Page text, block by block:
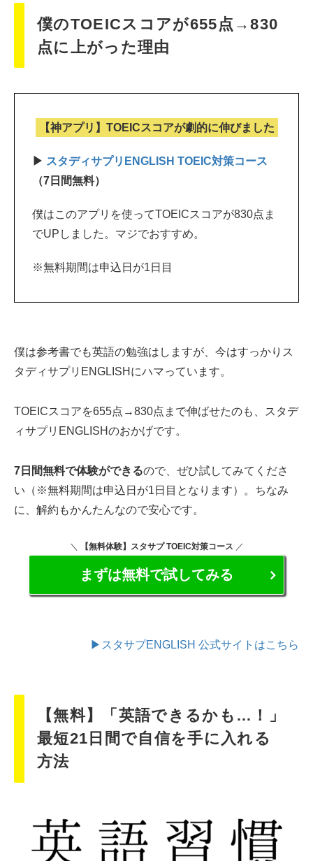
僕のTOEICスコアが655点→830
点に上がった理由
【神アプリ】TOEICスコアが劇的に伸びました
▶ スタディサプリENGLISH TOEIC対策コース
（7日間無料）
僕はこのアプリを使ってTOEICスコアが830点ま
でUPしました。マジでおすすめ。
※無料期間は申込日が1日目
僕は参考書でも英語の勉強はしますが、今はすっかりス
タディサプリENGLISHにハマっています。
TOEICスコアを655点→830点まで伸ばせたのも、スタデ
ィサプリENGLISHのおかげです。
7日間無料で体験ができるので、ぜひ試してみてくださ
い（※無料期間は申込日が1日目となります）。ちなみ
に、解約もかんたんなので安心です。
＼ 【無料体験】スタサプ TOEIC対策コース ／
まずは無料で試してみる
▶スタサプENGLISH 公式サイトはこちら
【無料】「英語できるかも…！」
最短21日間で自信を手に入れる
方法